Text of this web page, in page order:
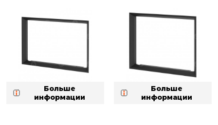
Больше
информации
Больше
информации